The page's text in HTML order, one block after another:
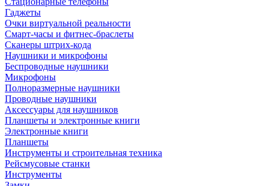
Гаджеты
Очки виртуальной реальности
Смарт-часы и фитнес-браслеты
Сканеры штрих-кода
Наушники и микрофоны
Беспроводные наушники
Микрофоны
Полноразмерные наушники
Проводные наушники
Аксессуары для наушников
Планшеты и электронные книги
Электронные книги
Планшеты
Инструменты и строительная техника
Рейсмусовые станки
Инструменты